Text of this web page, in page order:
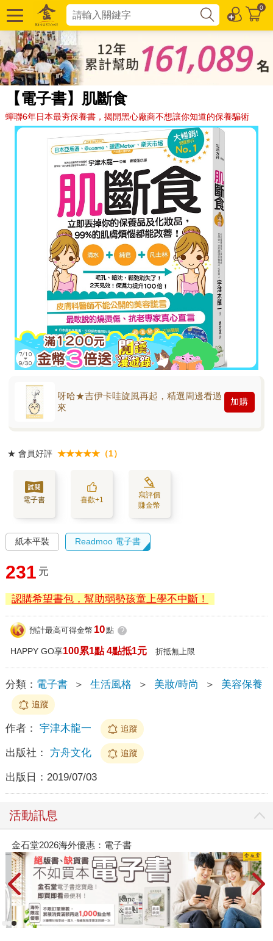
0
【電子書】肌斷食
蟬聯6年日本最夯保養書，揭開黑心廠商不想讓你知道的保養騙術
呀哈★吉伊卡哇旋風再起，精選周邊看過
來
加購
★ 會員好評 ★★★★★（1）
電子書 喜歡+1
寫評價
賺金幣
紙本平裝 Readmoo 電子書
231 元
認購希望書包，幫助弱勢孩童上學不中斷！
預計最高可得金幣 10點 ?
HAPPY GO享100累1點 4點抵1元 折抵無上限
分類： 電子書 ＞ 生活風格 ＞ 美妝/時尚 ＞ 美容保養
追蹤
作者： 宇津木龍一 追蹤
出版社： 方舟文化 追蹤
出版日： 2019/07/03
活動訊息
2026海外優惠：電子書